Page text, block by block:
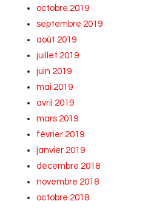
octobre 2019
septembre 2019
août 2019
juillet 2019
juin 2019
mai 2019
avril 2019
mars 2019
février 2019
janvier 2019
décembre 2018
novembre 2018
octobre 2018